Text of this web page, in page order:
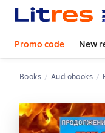
Promo code New
Books Audiobooks